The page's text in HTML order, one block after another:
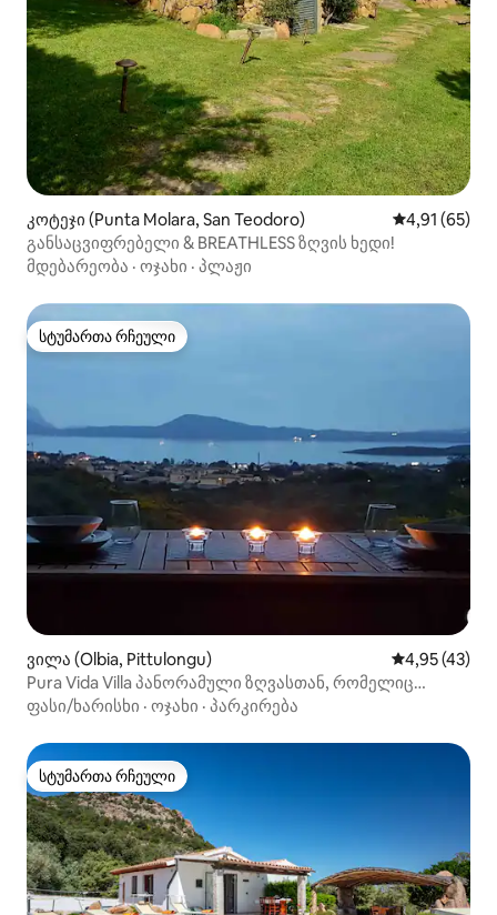
კოტეჯი (Punta Molara, San Teodoro) საშუალო
4,91 (65)
განსაცვიფრებელი & BREATHLESS ზღვის ხედი!
მდებარეობა · ოჯახი · პლაჟი
სტუმართა რჩეული
სტუმართა რჩეული
ვილა (Olbia, Pittulongu) საშუალო
4,95 (43)
Pura Vida Villa პანორამული ზღვასთან, რომელიც
გარშემორტყმულია სიმწვანით
ფასი/ხარისხი · ოჯახი · პარკირება
სტუმართა რჩეული
სტუმართა რჩეული